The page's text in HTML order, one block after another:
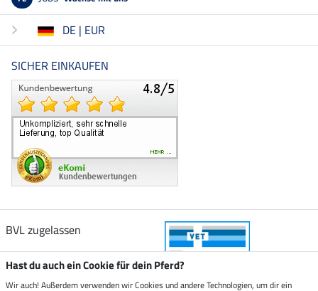
DE | EUR
SICHER EINKAUFEN
BVL zugelassen
Hast du auch ein Cookie für dein Pferd?
Wir auch! Außerdem verwenden wir Cookies und andere Technologien, um dir ein